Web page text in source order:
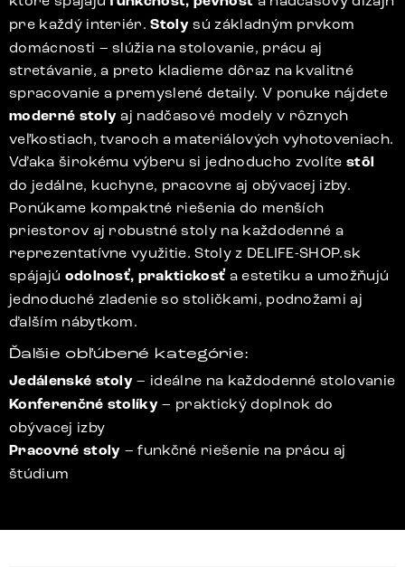
pre každý interiér.Stoly sú základným prvkom
domácnosti – slúžia na stolovanie, prácu aj
stretávanie, a preto kladieme dôraz na kvalitné
spracovanie a premyslené detaily. V ponuke nájdete
moderné stoly aj nadčasové modely v rôznych
veľkostiach, tvaroch a materiálových vyhotoveniach.
Vďaka širokému výberu si jednoducho zvolítestôl
do jedálne, kuchyne, pracovne aj obývacej izby.
Ponúkame kompaktné riešenia do menších
priestorov aj robustné stoly na každodenné a
reprezentatívne využitie. Stoly z DELIFE-SHOP.sk
spájajú odolnosť, praktickosťa estetiku a umožňujú
jednoduché zladenie so stoličkami, podnožami aj
ďalším nábytkom.
Ďalšie obľúbené kategórie:
Jedálenské stoly – ideálne na každodenné stolovanie
Konferenčné stolíky – praktický doplnok do
obývacej izby
Pracovné stoly – funkčné riešenie na prácu aj
štúdium